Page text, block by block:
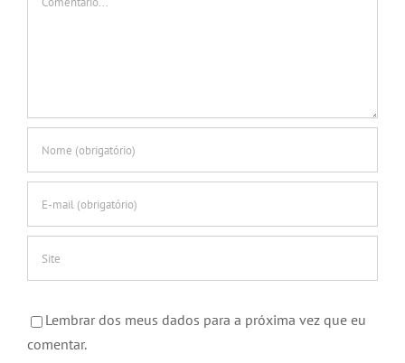
Lembrar dos meus dados para a próxima vez que eu
comentar.